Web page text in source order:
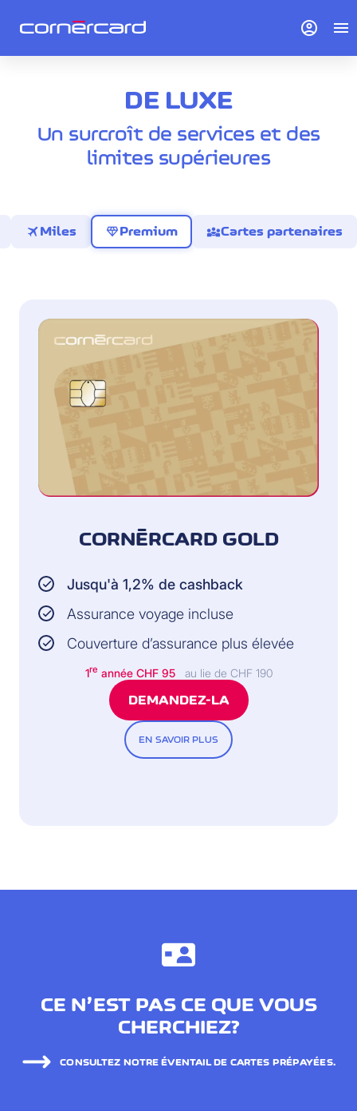
DE LUXE
Un surcroît de services et des
limites supérieures
travel Miles diamondPremium diversity_3Cartes partenaires
CORNÈRCARD GOLD
Jusqu'à 1,2% de cashback
Assurance voyage incluse
Couverture d’assurance plus élevée
1re année CHF 95 au lie de CHF 190
DEMANDEZ-LA
EN SAVOIR PLUS
CE N’EST PAS CE QUE VOUS
CHERCHIEZ?
CONSULTEZ NOTRE ÉVENTAIL DE CARTES PRÉPAYÉES.
account_circle menu